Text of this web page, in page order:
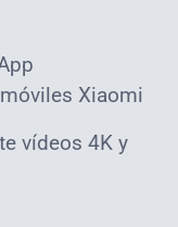
Xiaomi
vídeos 4K y